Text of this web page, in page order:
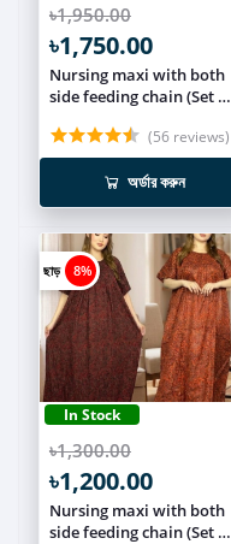
৳1,950.00
৳1,750.00
Nursing maxi with both
side feeding chain (Set of
(56 reviews)
অর্ডার করুন
ছাড় 8%
In Stock
৳1,300.00
৳1,200.00
Nursing maxi with both
side feeding chain (Set of